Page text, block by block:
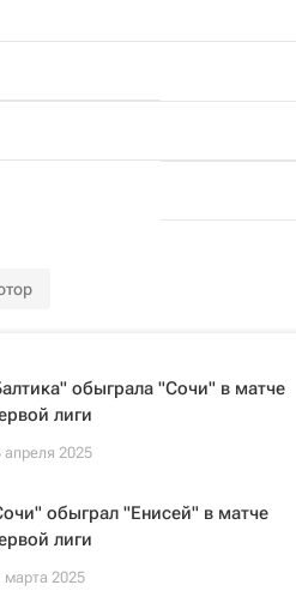
обыграла "Сочи" в матче
лиги
апреля 2025
обыграл "Енисей" в матче
лиги
марта 2025